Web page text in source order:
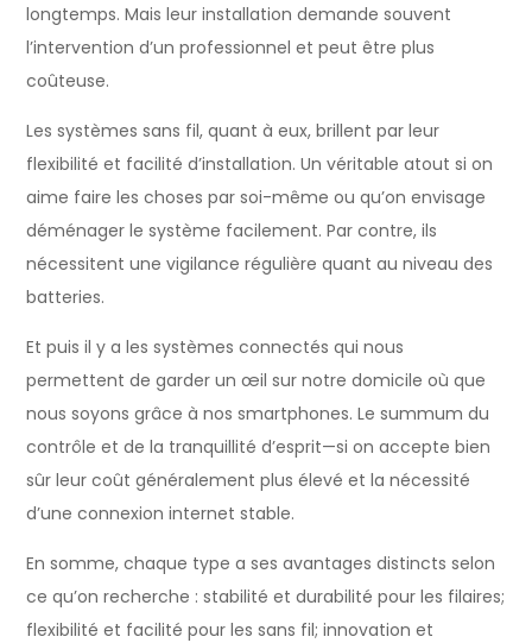
longtemps. Mais leur installation demande souvent
l’intervention d’un professionnel et peut être plus
coûteuse.
Les systèmes sans fil, quant à eux, brillent par leur
flexibilité et facilité d’installation. Un véritable atout si on
aime faire les choses par soi-même ou qu’on envisage
déménager le système facilement. Par contre, ils
nécessitent une vigilance régulière quant au niveau des
batteries.
Et puis il y a les systèmes connectés qui nous
permettent de garder un œil sur notre domicile où que
nous soyons grâce à nos smartphones. Le summum du
contrôle et de la tranquillité d’esprit—si on accepte bien
sûr leur coût généralement plus élevé et la nécessité
d’une connexion internet stable.
En somme, chaque type a ses avantages distincts selon
ce qu’on recherche : stabilité et durabilité pour les filaires;
flexibilité et facilité pour les sans fil; innovation et